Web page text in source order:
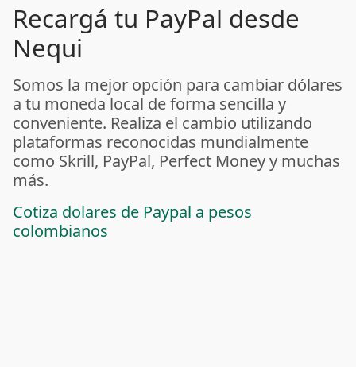
Recargá tu PayPal desde
Nequi
Somos la mejor opción para cambiar dólares
a tu moneda local de forma sencilla y
conveniente. Realiza el cambio utilizando
plataformas reconocidas mundialmente
como Skrill, PayPal, Perfect Money y muchas
más.
Cotiza dolares de Paypal a pesos
colombianos